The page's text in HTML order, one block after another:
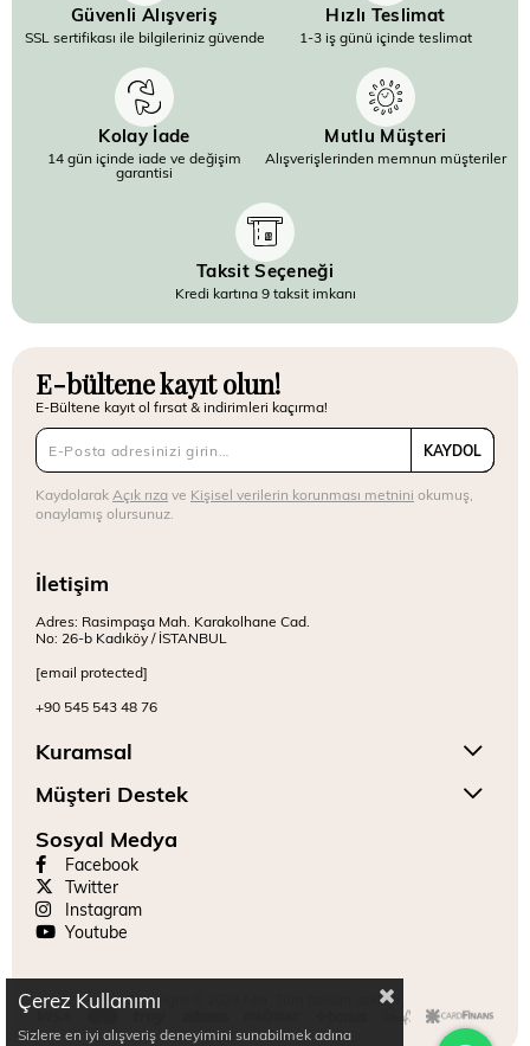
Güvenli Alışveriş
SSL sertifikası ile bilgileriniz güvende
Hızlı Teslimat
1-3 iş günü içinde teslimat
Kolay İade
14 gün içinde iade ve değişim
garantisi
Mutlu Müşteri
Alışverişlerinden memnun müşteriler
Taksit Seçeneği
Kredi kartına 9 taksit imkanı
E-bültene kayıt olun!
E-Bültene kayıt ol fırsat & indirimleri kaçırma!
KAYDOL
Kaydolarak Açık rızave Kişisel verilerin korunması metnini okumuş,
onaylamış olursunuz.
İletişim
Adres: Rasimpaşa Mah. Karakolhane Cad.
No: 26-b Kadıköy / İSTANBUL
[email protected]
+90 545 543 48 76
Kuramsal
Müşteri Destek
Sosyal Medya
Facebook
Twitter
Instagram
Youtube
Copyright © 2024 Mitr. Tüm hakları saklıdır.
Çerez Kullanımı
Sizlere en iyi alışveriş deneyimini sunabilmek adına